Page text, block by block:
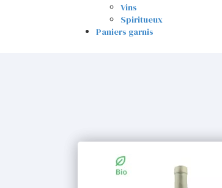
Vins
Spiritueux
Paniers garnis